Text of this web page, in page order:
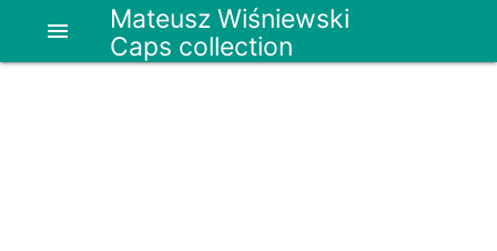
Mateusz Wiśniewski
Caps collection
menu